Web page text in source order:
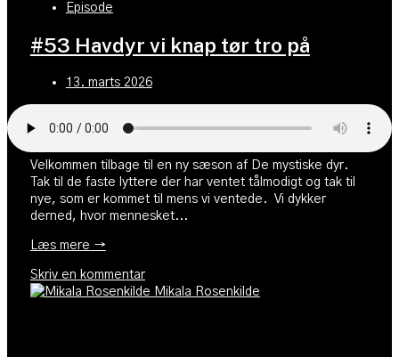
Episode
#53 Havdyr vi knap tør tro på
13. marts 2026
Velkommen tilbage til en ny sæson af De mystiske dyr.
Tak til de faste lyttere der har ventet tålmodigt og tak til
nye, som er kommet til mens vi ventede. Vi dykker
derned, hvor mennesket...
Læs mere →
Skriv en kommentar
Mikala Rosenkilde